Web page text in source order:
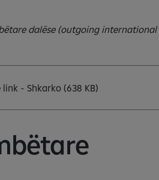
dalëse (outgoing
link - Shkarko(638 KB)